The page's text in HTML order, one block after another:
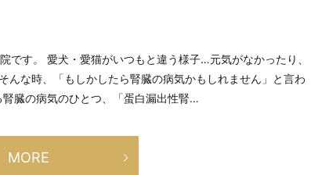
です。 愛犬・愛猫がいつもと違う様子…元気がなかったり、
な時、「もしかしたら腎臓の病気かもしれません」と言わ
臓の病気のひとつ、「蛋白漏出性腎…
MORE